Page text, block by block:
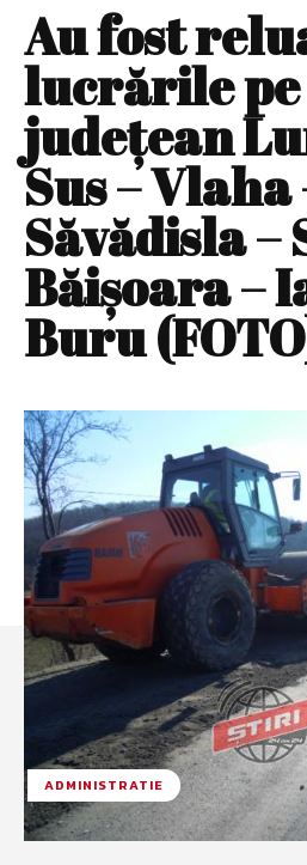
Au fost
lucrările
județean
Sus – Vlaha
Săvădisla –
Băişoara –
Buru
ADMINISTRATIE